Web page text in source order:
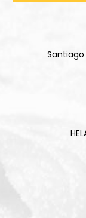
Santiago